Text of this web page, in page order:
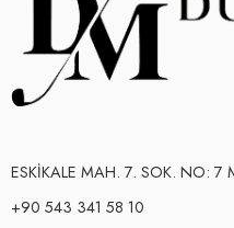
ESKİKALE MAH. 7. SOK. NO: 7
+90 543 341 58 10